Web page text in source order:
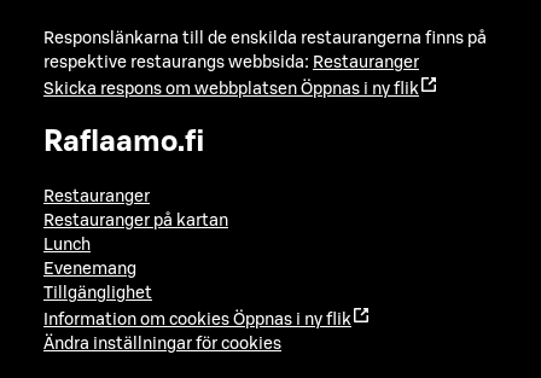
Responslänkarna till de enskilda restaurangerna finns på
respektive restaurangs webbsida: Restauranger
Skicka respons om webbplatsen Öppnas i ny flik
Raflaamo.fi
Restauranger
Restauranger på kartan
Lunch
Evenemang
Tillgänglighet
Information om cookies Öppnas i ny flik
Ändra inställningar för cookies